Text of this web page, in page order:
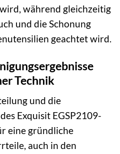
während gleichzeitig
und die Schonung
geachtet wird.
Technik
und die
Exquisit EGSP2109-
eine gründliche
auch in den